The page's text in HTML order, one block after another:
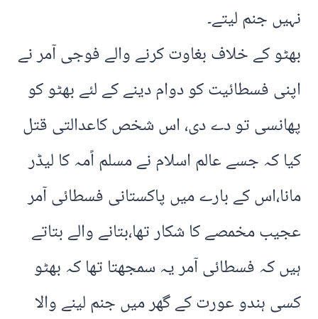
نہیں جنم لیتے۔
بھٹو کے خلاف بغاوت کرنے والے فوجی آمر نے
اپنی فسطائیت کو دوام دینے کے لئے بھٹو کو
پھانسی تو دے دی، اس شخص کاعدالتی قتل
کیا کہ جسے عالم اسلام نے مسلم اًمہ کا لیڈر
مانا،اس کے بارے میں پاکستانی فسطائی آمر
عجیب مخمصے کا شکار تھا،بتانے والے بتاتے
ہیں کہ فسطائی آمر یہ سمجھتا تھا کہ بھٹو
کسی ہندو عورت کے گھر میں جنم لینے والا